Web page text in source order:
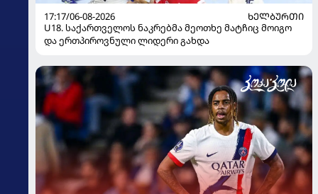
17:17/06-08-2026
ᲮᲔᲚᲑᲣᲠᲗᲘ
U18. საქართველოს ნაკრებმა მეოთხე მატჩიც მოიგო
და ერთპიროვნული ლიდერი გახდა